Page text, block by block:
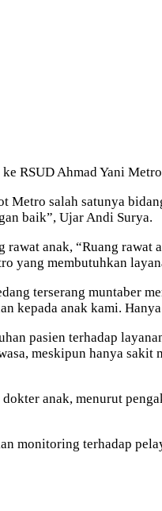
RSUD Ahmad Yani
salah satunya
baik”, Ujar Andi Surya.
anak, “Ruang
yang membutuhkan
terserang muntaber
kepada anak kami.
pasien terhadap
meskipun hanya
anak, menurut
monitoring terhadap